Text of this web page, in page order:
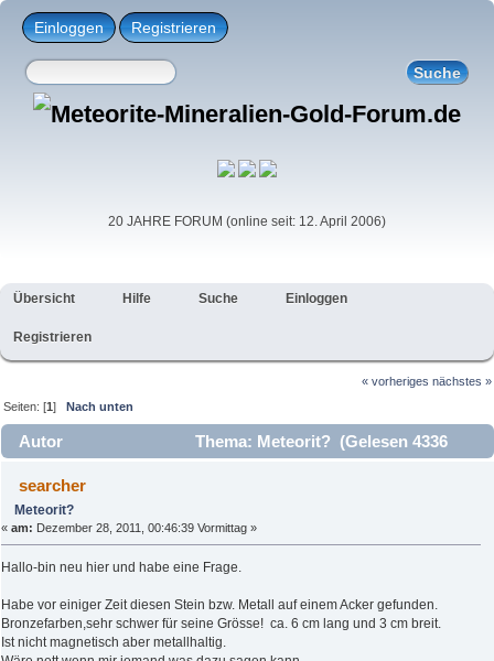
Einloggen Registrieren
20 JAHRE FORUM (online seit: 12. April 2006)
Übersicht Hilfe Suche Einloggen
Registrieren
« vorheriges nächstes »
Seiten: [1]Nach unten
Autor
Thema: Meteorit? (Gelesen 4336
searcher
Meteorit?
« am: Dezember 28, 2011, 00:46:39 Vormittag »
Hallo-bin neu hier und habe eine Frage.
Habe vor einiger Zeit diesen Stein bzw. Metall auf einem Acker gefunden.
Bronzefarben,sehr schwer für seine Grösse! ca. 6 cm lang und 3 cm breit.
Ist nicht magnetisch aber metallhaltig.